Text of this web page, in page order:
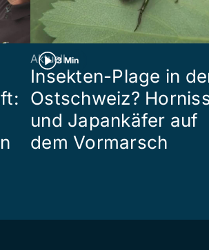
3 Min
Aktuell
Insekten-Plage in
Ostschweiz?
und Japankäfer auf
dem Vormarsch